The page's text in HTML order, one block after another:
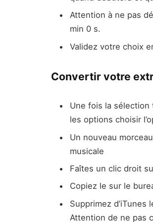
Attention à ne pas
min 0 s.
Validez votre choix
Convertir votre
Une fois la
les options choisir
Un nouveau
musicale
Faîtes un clic droit
Copiez le sur le
Supprimez
Attention de ne pas